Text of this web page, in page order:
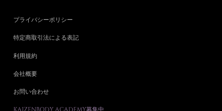
プライバシーポリシー
特定商取引法による表記
利用規約
会社概要
お問い合わせ
KAIZENBODY ACADEMY募集中